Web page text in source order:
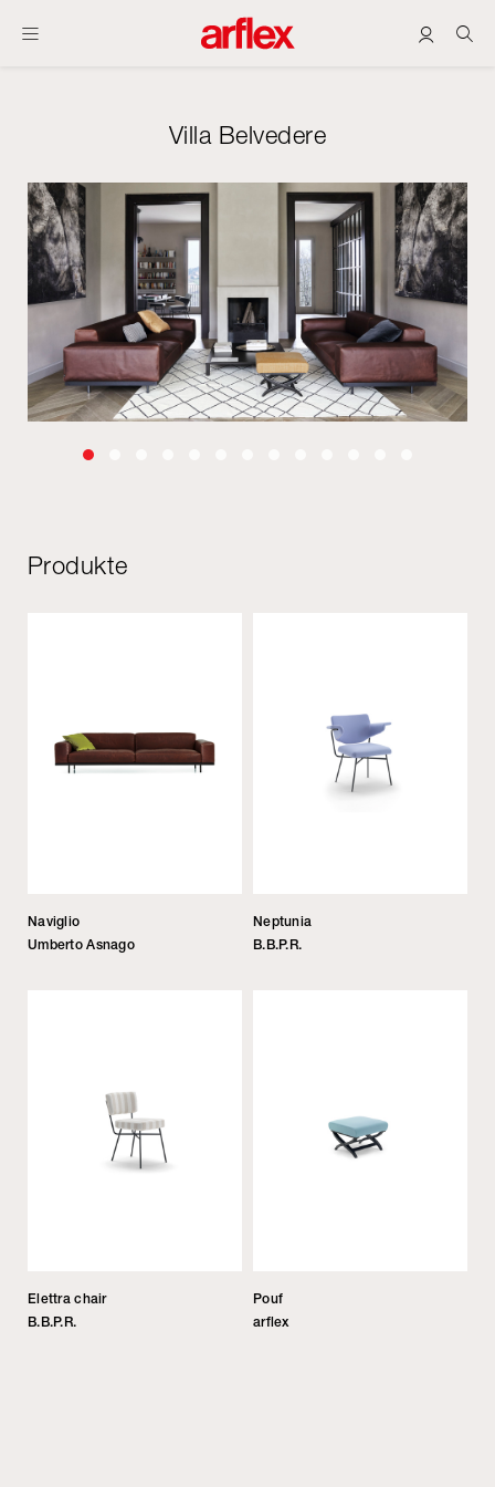
Villa Belvedere
Produkte
Naviglio
Umberto Asnago
Neptunia
B.B.P.R.
Elettra chair
B.B.P.R.
Pouf
arflex